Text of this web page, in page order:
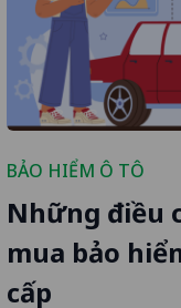
BẢO HIỂM Ô TÔ
Những điều
mua bảo
cấp